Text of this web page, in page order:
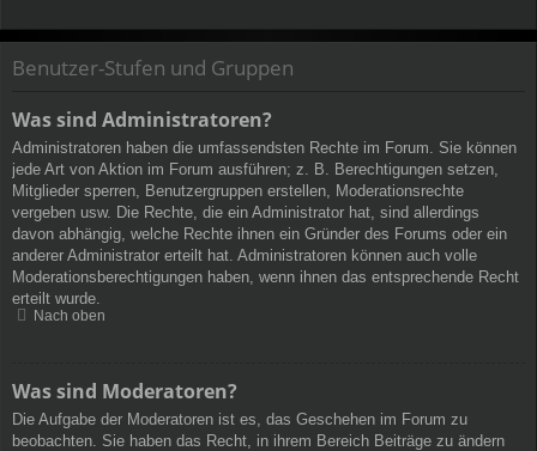
Benutzer-Stufen und Gruppen
Was sind Administratoren?
Administratoren haben die umfassendsten Rechte im Forum. Sie können
jede Art von Aktion im Forum ausführen; z. B. Berechtigungen setzen,
Mitglieder sperren, Benutzergruppen erstellen, Moderationsrechte
vergeben usw. Die Rechte, die ein Administrator hat, sind allerdings
davon abhängig, welche Rechte ihnen ein Gründer des Forums oder ein
anderer Administrator erteilt hat. Administratoren können auch volle
Moderationsberechtigungen haben, wenn ihnen das entsprechende Recht
erteilt wurde.
Nach oben
Was sind Moderatoren?
Die Aufgabe der Moderatoren ist es, das Geschehen im Forum zu
beobachten. Sie haben das Recht, in ihrem Bereich Beiträge zu ändern